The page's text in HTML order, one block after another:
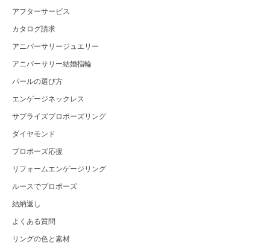
アフターサービス
カタログ請求
アニバーサリージュエリー
アニバーサリー結婚指輪
パールの選び方
エンゲージネックレス
サプライズプロポーズリング
ダイヤモンド
プロポーズ応援
リフォームエンゲージリング
ルースでプロポーズ
結納返し
よくある質問
リングの色と素材